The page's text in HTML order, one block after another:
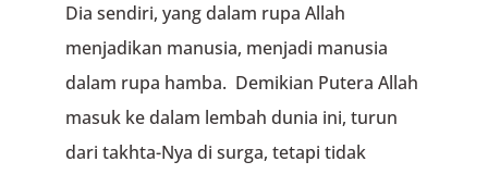
Dia sendiri, yang dalam rupa Allah
menjadikan manusia, menjadi manusia
dalam rupa hamba. Demikian Putera Allah
masuk ke dalam lembah dunia ini, turun
dari takhta-Nya di surga, tetapi tidak